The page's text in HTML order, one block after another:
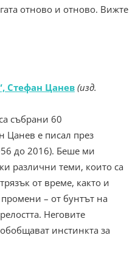
отново и отново. Вижте
Стефан Цанев (изд.
събрани 60
Цанев е писал през
до 2016). Беше ми
различни теми, които са
от време, както и
– от бунтът на
Неговите
инстинкта за